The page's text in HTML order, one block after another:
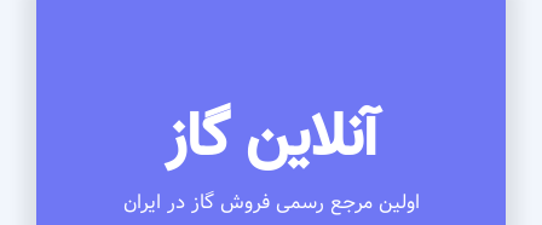
آنلاین گاز
اولین مرجع رسمی فروش گاز در ایران